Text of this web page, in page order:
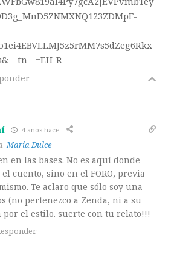
R
4 años hace
aMaría Dulce
en las bases. No es aquí donde
cuento, sino en el FORO, previa
Te aclaro que sólo soy una
(no pertenezco a Zenda, ni a su
el estilo. suerte con tu relato!!!